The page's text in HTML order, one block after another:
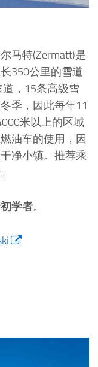
马特(Zermatt)是
350公里的雪道
道，15条高级雪
季，因此每年11
米以上的区域
油车的使用，因
净小镇。推荐乘
学者。